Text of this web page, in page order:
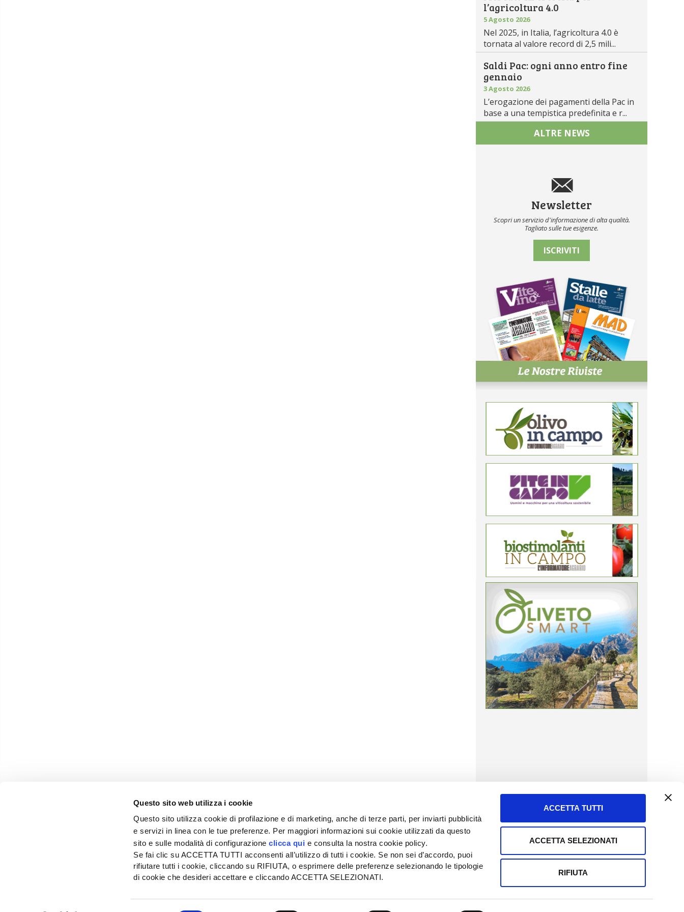
Questo sito web utilizza i cookie
Questo sito utilizza cookie di profilazione e di marketing, anche di terze parti, per inviarti pubblicità
e servizi in linea con le tue preferenze. Per maggiori informazioni sui cookie utilizzati da questo
sito e sulle modalità di configurazioneclicca qui e consulta la nostra cookie policy.
Se fai clic su ACCETTA TUTTI acconsenti all’utilizzo di tutti i cookie. Se non sei d’accordo, puoi
rifiutare tutti i cookie, cliccando su RIFIUTA, o esprimere delle preferenze selezionando le tipologie
di cookie che desideri accettare e cliccando ACCETTA SELEZIONATI.
ACCETTA TUTTI
ACCETTA SELEZIONATI
RIFIUTA
l’agricoltura 4.0
5 Agosto 2026
Nel 2025, in Italia, l’agricoltura 4.0 è
tornata al valore record di 2,5 mili...
Saldi Pac: ogni anno entro fine
gennaio
3 Agosto 2026
L’erogazione dei pagamenti della Pac in
base a una tempistica predefinita e r...
ALTRE NEWS
Newsletter
Scopri un servizio d'informazione di alta qualità.
Tagliato sulle tue esigenze.
ISCRIVITI
EDIZIONI L'INFORMATORE AGRARIO Srl
SEDE
Tel + 39.045.8057511
info@informatoreagrario.it
PUBBLICITÀ
Tel + 39.045.8057523
pubblicita@informatoreagrario.it
Tel + 39.045.8009480
clienti@informatoreagrario.it